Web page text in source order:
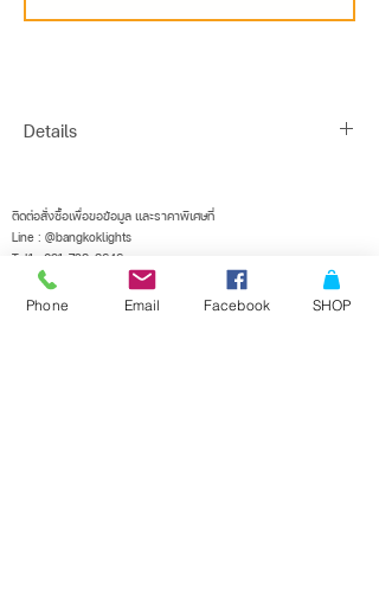
Details
Description : CHANDELIER
Installation : SURFACE MOUNTED BASE
Base : 6*G9 MAX 40W
Dimensions : W1000 X H1950 (mm)
ติดต่อสั่งซื้อเพื่อขอข้อมูล และราคาพิเศษที่
Line : @bangkoklights
Tel1 : 091-728-8646
Tel2 :096-818-1405
E-mail :sales@bangkoklights.com
Phone Email Facebook SHOP